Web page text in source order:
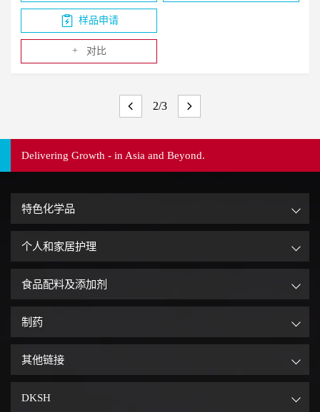
样品申请
+ 对比
2/3
Delivering Growth - in Asia and Beyond.
特色化学品
个人和家居护理
食品配料及添加剂
制药
其他链接
DKSH